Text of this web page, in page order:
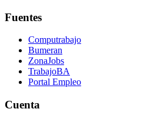
Fuentes
Computrabajo
Bumeran
ZonaJobs
TrabajoBA
Portal Empleo
Cuenta